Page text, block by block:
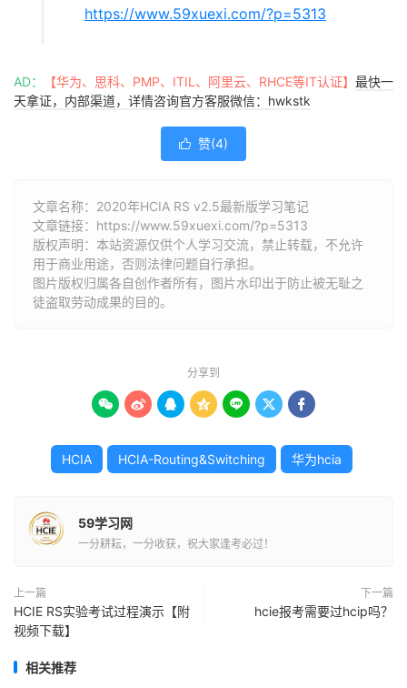
https://www.59xuexi.com/?p=5313
AD： 【华为、思科、PMP、ITIL、阿里云、RHCE等IT认证】 最快一
天拿证，内部渠道，详情咨询官方客服微信：hwkstk
 赞(4)
文章名称：2020年HCIA RS v2.5最新版学习笔记
文章链接： https://www.59xuexi.com/?p=5313
版权声明：本站资源仅供个人学习交流，禁止转载，不允许
用于商业用途，否则法律问题自行承担。
图片版权归属各自创作者所有，图片水印出于防止被无耻之
徒盗取劳动成果的目的。
分享到
      
HCIA HCIA-Routing&Switching 华为hcia
59学习网
一分耕耘，一分收获，祝大家逢考必过！
上一篇
HCIE RS实验考试过程演示【附
视频下载】
下一篇
hcie报考需要过hcip吗？
相关推荐